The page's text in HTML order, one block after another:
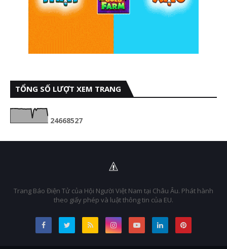
TỔNG SỐ LƯỢT XEM TRANG
24668527
Trang Báo Điện Tử của Hội Người Việt Nam tại Châu Âu. Phát hành
theo giấy phép và luật thông tin của EU.